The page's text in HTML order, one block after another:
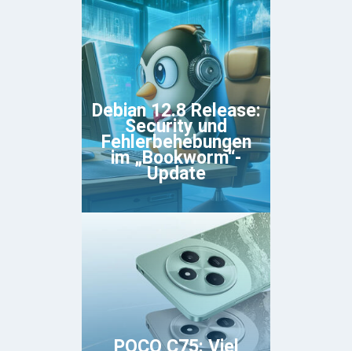
Debian 12.8 Release:
Security und
Fehlerbehebungen
im „Bookworm“-
Update